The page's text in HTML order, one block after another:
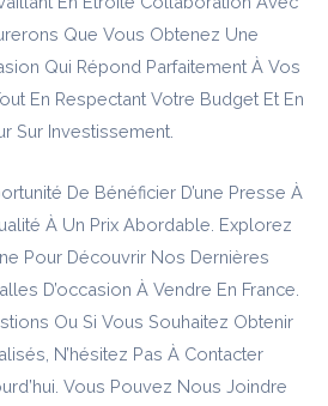
Que Vous Obtenez Une
Qui Répond Parfaitement À Vos
En Respectant Votre Budget Et En
Sur Investissement.
De Bénéficier D’une Presse À
À Un Prix Abordable. Explorez
Pour Découvrir Nos Dernières
D’occasion À Vendre En France.
Ou Si Vous Souhaitez Obtenir
N’hésitez Pas À Contacter
Vous Pouvez Nous Joindre